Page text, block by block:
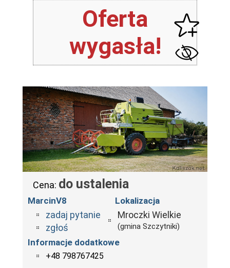
Oferta
wygasła!
Cena: do ustalenia
MarcinV8
zadaj pytanie
zgłoś
Lokalizacja
Mroczki Wielkie
(gmina Szczytniki)
Informacje dodatkowe
+48 798767425